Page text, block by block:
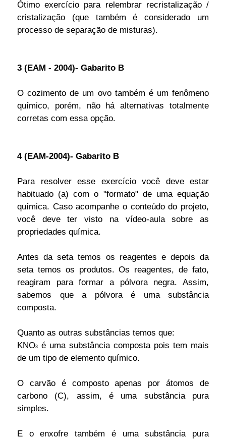
Ótimo exercício para relembrar recristalização /
cristalização (que também é considerado um
processo de separação de misturas).
3 (EAM - 2004)- Gabarito B
O cozimento de um ovo também é um fenômeno
químico, porém, não há alternativas totalmente
corretas com essa opção.
4 (EAM-2004)- Gabarito B
Para resolver esse exercício você deve estar
habituado (a) com o "formato" de uma equação
química. Caso acompanhe o conteúdo do projeto,
você deve ter visto na vídeo-aula sobre as
propriedades química.
Antes da seta temos os reagentes e depois da
seta temos os produtos. Os reagentes, de fato,
reagiram para formar a pólvora negra. Assim,
sabemos que a pólvora é uma substância
composta.
Quanto as outras substâncias temos que:
KNO3
é uma substância composta pois tem mais
de um tipo de elemento químico.
O carvão é composto apenas por átomos de
carbono (C), assim, é uma substância pura
simples.
E o enxofre também é uma substância pura